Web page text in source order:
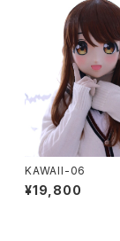
KAWAII-06
¥19,800